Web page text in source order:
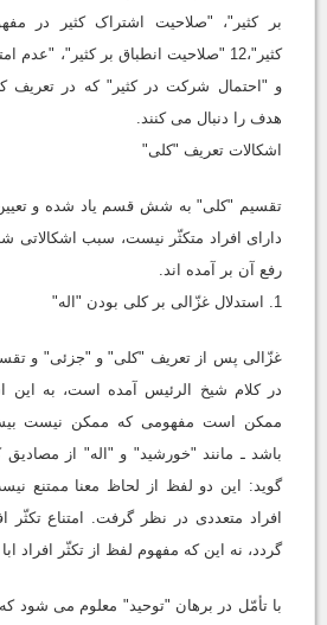
کثیر"،12 "صلاحیت انطباق بر کثیر"،
هدف را دنبال می کنند.
اشکالات تعریف "کلی"
تقسیم "کلی" به شش قسم یاد شده و
دارای افراد متکثّر نیست، سبب اشکالاتی
رفع آن بر آمده اند.
1. استدلال غزّالی بر کلی بودن "اله"
غزّالی پس از تعریف "کلی" و "جزئی" و
در کلام شیخ الرئیس آمده است، به این
ممکن است مفهومی که ممکن نیست
باشد ـ مانند "خورشید" و "اله" از
گوید: این دو لفظ از لحاظ معنا ممتنع
افراد متعددی در نظر گرفت. امتناع تکثّر
گردد، نه این که مفهوم لفظ از تکثّر افراد ابا
با تأمّل در برهان "توحید" معلوم می شود